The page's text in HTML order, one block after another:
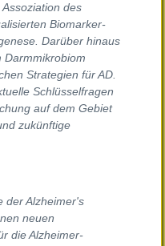
des
Biomarker-
Darüber hinaus
Darmmikrobiom
Strategien für AD.
Schlüsselfragen
auf dem Gebiet
zukünftige
der Alzheimer's
neuen
die Alzheimer-